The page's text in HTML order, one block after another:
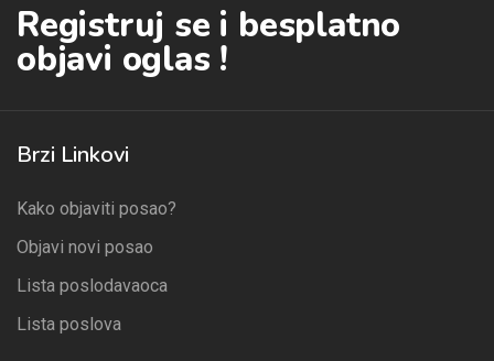
Registruj se i besplatno
objavi oglas !
Brzi Linkovi
Kako objaviti posao?
Objavi novi posao
Lista poslodavaoca
Lista poslova